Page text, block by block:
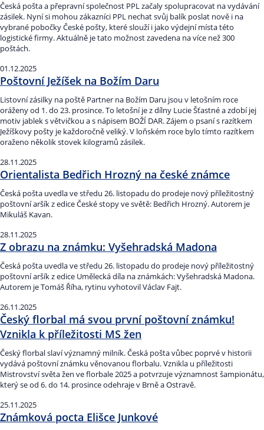
Česká pošta a přepravní společnost PPL začaly spolupracovat na vydávání
zásilek. Nyní si mohou zákazníci PPL nechat svůj balík poslat nově i na
vybrané pobočky České pošty, které slouží i jako výdejní místa této
logistické firmy. Aktuálně je tato možnost zavedena na více než 300
poštách.
01.12.2025
Poštovní Ježíšek na Božím Daru
Listovní zásilky na poště Partner na Božím Daru jsou v letošním roce
oráženy od 1. do 23. prosince. To letošní je z dílny Lucie Šťastné a zdobí jej
motiv jablek s větvičkou a s nápisem BOŽÍ DAR. Zájem o psaní s razítkem
Ježíškovy pošty je každoročně veliký. V loňském roce bylo tímto razítkem
oraženo několik stovek kilogramů zásilek.
28.11.2025
Orientalista Bedřich Hrozný na české známce
Česká pošta uvedla ve středu 26. listopadu do prodeje nový příležitostný
poštovní aršík z edice České stopy ve světě: Bedřich Hrozný. Autorem je
Mikuláš Kavan.
28.11.2025
Z obrazu na známku: Vyšehradská Madona
Česká pošta uvedla ve středu 26. listopadu do prodeje nový příležitostný
poštovní aršík z edice Umělecká díla na známkách: Vyšehradská Madona.
Autorem je Tomáš Říha, rytinu vyhotovil Václav Fajt.
26.11.2025
Český florbal má svou první poštovní známku!
Vznikla k příležitosti MS žen
Český florbal slaví významný milník. Česká pošta vůbec poprvé v historii
vydává poštovní známku věnovanou florbalu. Vznikla u příležitosti
Mistrovství světa žen ve florbale 2025 a potvrzuje významnost šampionátu,
který se od 6. do 14. prosince odehraje v Brně a Ostravě.
25.11.2025
Známková pocta Elišce Junkové